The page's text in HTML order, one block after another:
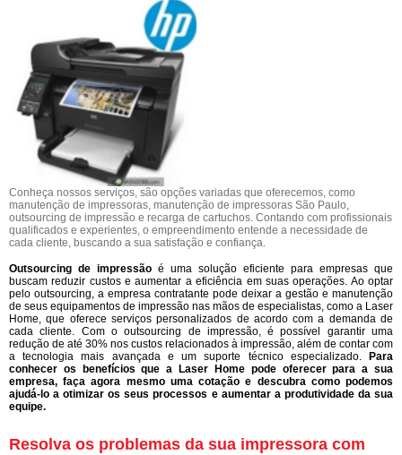
Conheça nossos serviços, são opções variadas que oferecemos, como
manutenção de impressoras, manutenção de impressoras São Paulo,
outsourcing de impressão e recarga de cartuchos. Contando com profissionais
qualificados e experientes, o empreendimento entende a necessidade de
cada cliente, buscando a sua satisfação e confiança.
Outsourcing de impressão é uma solução eficiente para empresas que
buscam reduzir custos e aumentar a eficiência em suas operações. Ao optar
pelo outsourcing, a empresa contratante pode deixar a gestão e manutenção
de seus equipamentos de impressão nas mãos de especialistas, como a Laser
Home, que oferece serviços personalizados de acordo com a demanda de
cada cliente. Com o outsourcing de impressão, é possível garantir uma
redução de até 30% nos custos relacionados à impressão, além de contar com
a tecnologia mais avançada e um suporte técnico especializado. Para
conhecer os benefícios que a Laser Home pode oferecer para a sua
empresa, faça agora mesmo uma cotação e descubra como podemos
ajudá-lo a otimizar os seus processos e aumentar a produtividade da sua
equipe.
Resolva os problemas da sua impressora com